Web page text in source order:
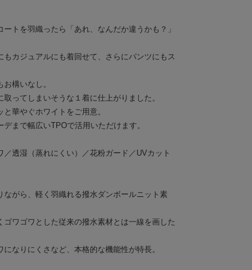
トを羽織ったら「あれ、なんだか違うかも？」
カジュアルにも着回せて、さらにパンツにもス
構いなし。
ってしまいそうな１着に仕上がりました。
華やぐホワイトをご用意。
まで幅広いTPOで活用いただけます。
透湿（蒸れにくい）／花粉ガード／UVカット
ながら、軽く羽織れる撥水ダンボールニット素
ワゴワとした従来の撥水素材とは一線を画した
なりにくさなど、本格的な機能性が特長。